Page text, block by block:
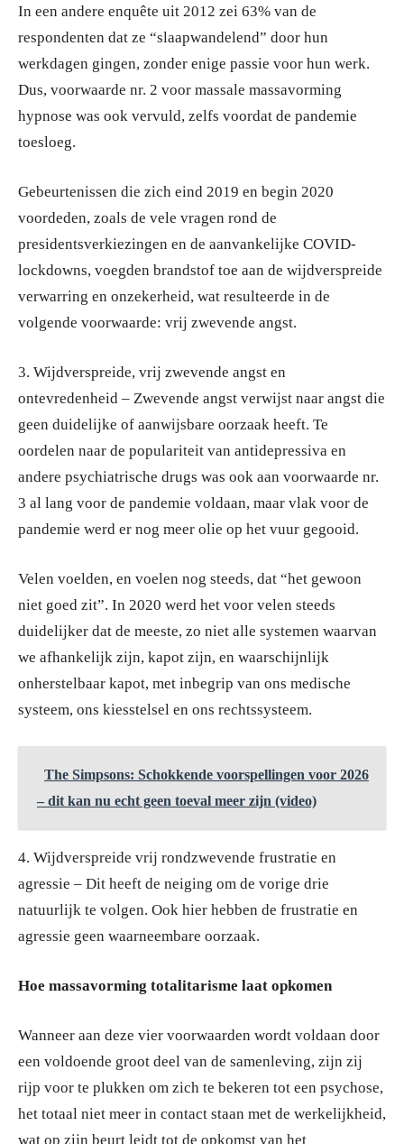
In een andere enquête uit 2012 zei 63% van de
respondenten dat ze “slaapwandelend” door hun
werkdagen gingen, zonder enige passie voor hun werk.
Dus, voorwaarde nr. 2 voor massale massavorming
hypnose was ook vervuld, zelfs voordat de pandemie
toesloeg.
Gebeurtenissen die zich eind 2019 en begin 2020
voordeden, zoals de vele vragen rond de
presidentsverkiezingen en de aanvankelijke COVID-
lockdowns, voegden brandstof toe aan de wijdverspreide
verwarring en onzekerheid, wat resulteerde in de
volgende voorwaarde: vrij zwevende angst.
3. Wijdverspreide, vrij zwevende angst en
ontevredenheid – Zwevende angst verwijst naar angst die
geen duidelijke of aanwijsbare oorzaak heeft. Te
oordelen naar de populariteit van antidepressiva en
andere psychiatrische drugs was ook aan voorwaarde nr.
3 al lang voor de pandemie voldaan, maar vlak voor de
pandemie werd er nog meer olie op het vuur gegooid.
Velen voelden, en voelen nog steeds, dat “het gewoon
niet goed zit”. In 2020 werd het voor velen steeds
duidelijker dat de meeste, zo niet alle systemen waarvan
we afhankelijk zijn, kapot zijn, en waarschijnlijk
onherstelbaar kapot, met inbegrip van ons medische
systeem, ons kiesstelsel en ons rechtssysteem.
The Simpsons: Schokkende voorspellingen voor 2026
– dit kan nu echt geen toeval meer zijn (video)
4. Wijdverspreide vrij rondzwevende frustratie en
agressie – Dit heeft de neiging om de vorige drie
natuurlijk te volgen. Ook hier hebben de frustratie en
agressie geen waarneembare oorzaak.
Hoe massavorming totalitarisme laat opkomen
Wanneer aan deze vier voorwaarden wordt voldaan door
een voldoende groot deel van de samenleving, zijn zij
rijp voor te plukken om zich te bekeren tot een psychose,
het totaal niet meer in contact staan met de werkelijkheid,
wat op zijn beurt leidt tot de opkomst van het